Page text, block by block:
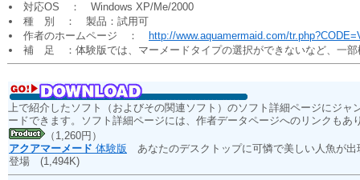
対応OS ： Windows XP/Me/2000
種 別 ： 製品：試用可
作者のホームページ ：
http://www.aquamermaid.com/
補 足 ：体験版では、マーメードタイプの選択ができないなど、一部
上で紹介したソフト（およびその関連ソフト）のソフト詳細ページにジ
ードできます。ソフト詳細ページには、作者データページへのリンクもあ
（1,260円）
アクアマーメード 体験版 あなたのデスクトップに可憐で美しい人魚が
登場 (1,494K)